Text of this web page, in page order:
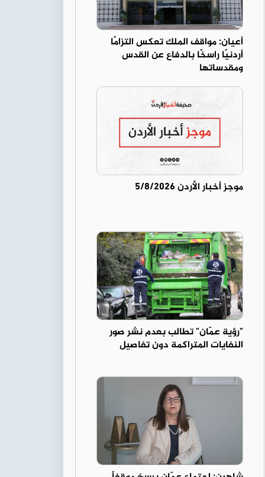
أعيان: مواقف الملك تعكس التزامًا
أردنيًا راسخًا بالدفاع عن القدس
ومقدساتها
موجز أخبار الأردن 5/8/2026
"رؤية عمّان" تطالب بعدم نشر صور
النفايات المتراكمة دون تفاصيل